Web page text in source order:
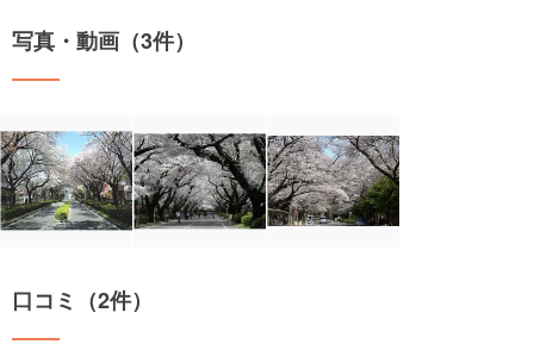
写真・動画（3件）
口コミ（2件）